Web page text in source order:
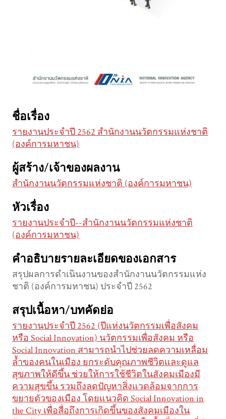
ชื่อเรื่อง
รายงานประจำปี 2562 สำนักงานนวัตกรรมแห่งชาติ
(องค์การมหาชน)
ผู้สร้าง/เจ้าของผลงาน
สำนักงานนวัตกรรมแห่งชาติ (องค์การมหาชน)
หัวเรื่อง
รายงานประจำปี--สำนักงานนวัตกรรมแห่งชาติ
(องค์การมหาชน)
คำอธิบายรายละเอียดของเอกสาร
สรุปผลการดำเนินงานของสำนักงานนวัตกรรมแห่ง
ชาติ (องค์การมหาชน) ประจำปี 2562
สรุปเนื้อหา/บทคัดย่อ
รายงานประจำปี 2562 (ปีแห่งนวัตกรรมเพื่อสังคม
หรือ Social Innovation) นวัตกรรมเพื่อสังคม หรือ
Social Innovation สามารถนำไปช่วยลดความเหลื่อม
ล้ำของคนในเมือง ยกระดับคุณภาพชีวิตและดูแล
สุขภาพให้ดีขึ้น ช่วยให้การใช้ชีวิตในสังคมเมืองมี
ความสุขขึ้น รวมถึงลดปัญหาสิ่งแวดล้อมจากการ
ขยายตัวของเมือง โดยแนวคิด Social Innovation in
the City เพื่อสื่อถึงการเกิดขึ้นของสังคมเมืองใน